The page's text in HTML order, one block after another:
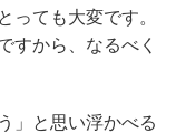
ても大変です。
すから、なるべく
」と思い浮かべる